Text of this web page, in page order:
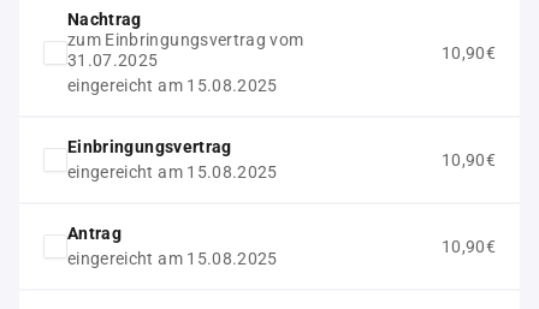
Nachtrag
zum Einbringungsvertrag vom
31.07.2025
eingereicht am 15.08.2025
10,90€
Einbringungsvertrag
eingereicht am 15.08.2025
10,90€
Antrag
eingereicht am 15.08.2025
10,90€